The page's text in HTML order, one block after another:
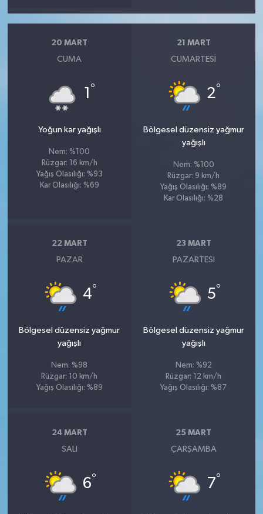
20 MART
CUMA
1 °
Yoğun kar yağışlı
Nem: %100
Rüzgar: 16 km/h
Yağış Olasılığı: %93
Kar Olasılığı: %69
21 MART
CUMARTESI
2°
Bölgesel düzensiz yağmur
yağışlı
Nem: %100
Rüzgar: 9 km/h
Yağış Olasılığı: %89
Kar Olasılığı: %28
22 MART
PAZAR
4°
Bölgesel düzensiz yağmur
yağışlı
Nem: %98
Rüzgar: 10 km/h
Yağış Olasılığı: %89
23 MART
PAZARTESI
5°
Bölgesel düzensiz yağmur
yağışlı
Nem: %92
Rüzgar: 12 km/h
Yağış Olasılığı: %87
24 MART
SALI
6°
25 MART
ÇARŞAMBA
7°